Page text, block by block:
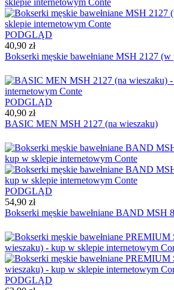
PODGLĄD
40,90 zł
Bokserki męskie bawełniane MSH 2127 (w
PODGLĄD
40,90 zł
BASIC MEN MSH 2127 (na wieszaku)
PODGLĄD
54,90 zł
Bokserki męskie bawełniane BAND MSH
PODGLĄD